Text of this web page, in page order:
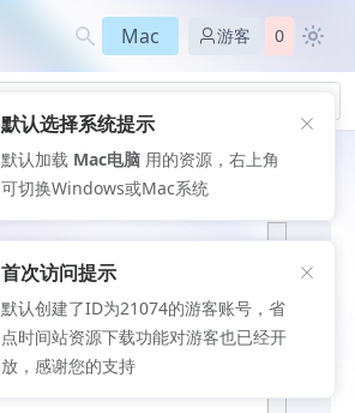
Mac 游客 0
推荐文
默认选择系统提示
默认加载 Mac电脑 用的资源，右上角
可切换Windows或Mac系统
首次访问提示
默认创建了ID为21074的游客账号，省
点时间站资源下载功能对游客也已经开
放，感谢您的支持